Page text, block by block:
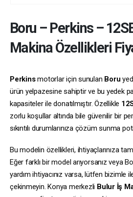
Boru – Perkins–
Makina Özellikleri
Perkinsmotorlar için sunulan Boru
ürün yelpazesine sahiptir ve bu yedek
kapasiteler ile donatılmıştır. Özellikle
zorlu koşullar altında bile güvenilir bir
sıkıntılı durumlarınıza çözüm sunma
Bu modelin özellikleri, ihtiyaçlarınıza
Eğer farklı bir model arıyorsanız veya
yardım ihtiyacınız varsa, lütfen bizimle
çekinmeyin. Konya merkezli Bulur İş